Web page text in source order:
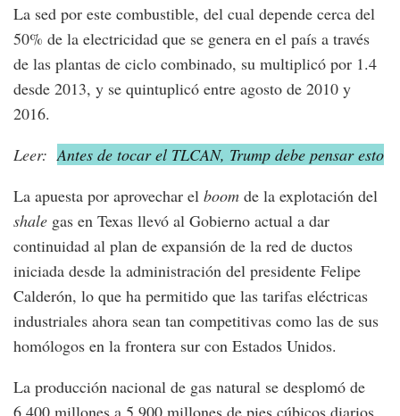
La sed por este combustible, del cual depende cerca del
50% de la electricidad que se genera en el país a través
de las plantas de ciclo combinado, su multiplicó por 1.4
desde 2013, y se quintuplicó entre agosto de 2010 y
2016.
Leer: Antes de tocar el TLCAN, Trump debe pensar esto
La apuesta por aprovechar el boom de la explotación del
shale gas en Texas llevó al Gobierno actual a dar
continuidad al plan de expansión de la red de ductos
iniciada desde la administración del presidente Felipe
Calderón, lo que ha permitido que las tarifas eléctricas
industriales ahora sean tan competitivas como las de sus
homólogos en la frontera sur con Estados Unidos.
La producción nacional de gas natural se desplomó de
6,400 millones a 5,900 millones de pies cúbicos diarios